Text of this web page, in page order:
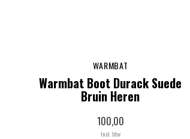
WARMBAT
Warmbat Boot Durack Suede
Bruin Heren
100,00
Incl. btw